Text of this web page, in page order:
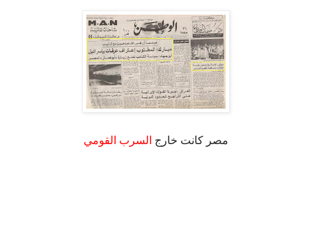
مصر كانت خارج السرب القومي